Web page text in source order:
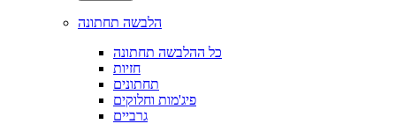
הלבשה תחתונה
כל ההלבשה תחתונה
חזיות
תחתונים
פיג'מות וחלוקים
גרביים